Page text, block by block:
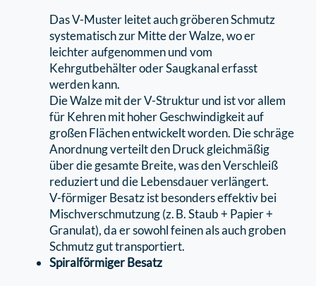
Das V-Muster leitet auch gröberen Schmutz
systematisch zur Mitte der Walze, wo er
leichter aufgenommen und vom
Kehrgutbehälter oder Saugkanal erfasst
werden kann.
Die Walze mit der V-Struktur und ist vor allem
für Kehren mit hoher Geschwindigkeit auf
großen Flächen entwickelt worden. Die schräge
Anordnung verteilt den Druck gleichmäßig
über die gesamte Breite, was den Verschleiß
reduziert und die Lebensdauer verlängert.
V-förmiger Besatz ist besonders eﬀektiv bei
Mischverschmutzung (z. B. Staub + Papier +
Granulat), da er sowohl feinen als auch groben
Schmutz gut transportiert.
Spiralförmiger Besatz